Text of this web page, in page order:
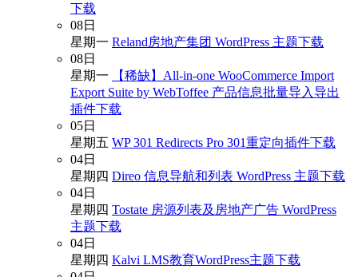
下载
08日
星期一 Reland房地产集团 WordPress 主题下载
08日
星期一
【稀缺】All-in-one WooCommerce Import
Export Suite by WebToffee 产品信息批量导入导出
插件下载
05日
星期五 WP 301 Redirects Pro 301重定向插件下载
04日
星期四 Direo 信息导航和列表 WordPress 主题下载
04日
星期四 Tostate 房源列表及房地产广告 WordPress
主题下载
04日
星期四 Kalvi LMS教育WordPress主题下载